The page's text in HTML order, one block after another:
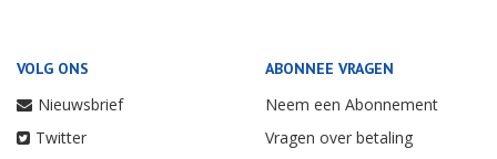
VOLG ONS
Nieuwsbrief
Twitter
ABONNEE VRAGEN
Neem een Abonnement
Vragen over betaling